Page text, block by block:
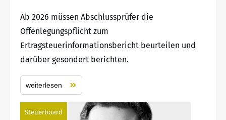
Ab 2026 müssen Abschlussprüfer die
Offenlegungspflicht zum
Ertragsteuerinformationsbericht beurteilen und
darüber gesondert berichten.
weiterlesen
Steuerboard